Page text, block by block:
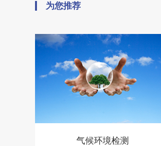
为您推荐
气候环境检测